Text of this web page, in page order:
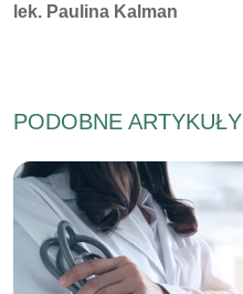
Autorzy:
lek. Paulina Kalman
PODOBNE ARTYKUŁY